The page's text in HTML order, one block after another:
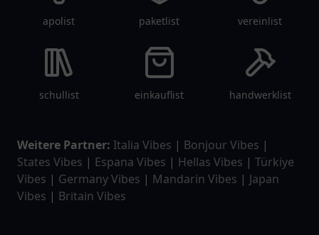
apolist paketlist vereinlist
schullist einkauflist handwerklist
Weitere Partner: Italia Vibes | Bonjour Vibes |
States Vibes | Espana Vibes | Hellas Vibes | Türkiye
Vibes | Germany Vibes | Mandarin Vibes | Japan
Vibes | Britain Vibes